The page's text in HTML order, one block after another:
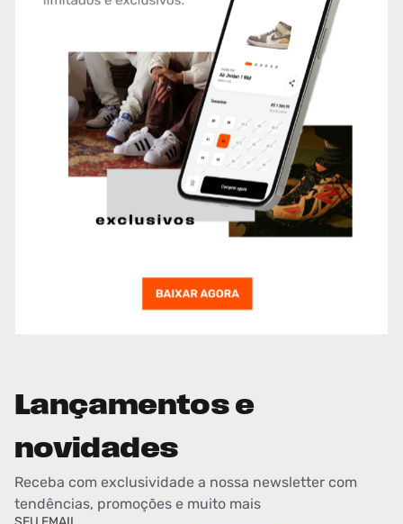
Lançamentos e
novidades
Receba com exclusividade a nossa newsletter com
tendências, promoções e muito mais